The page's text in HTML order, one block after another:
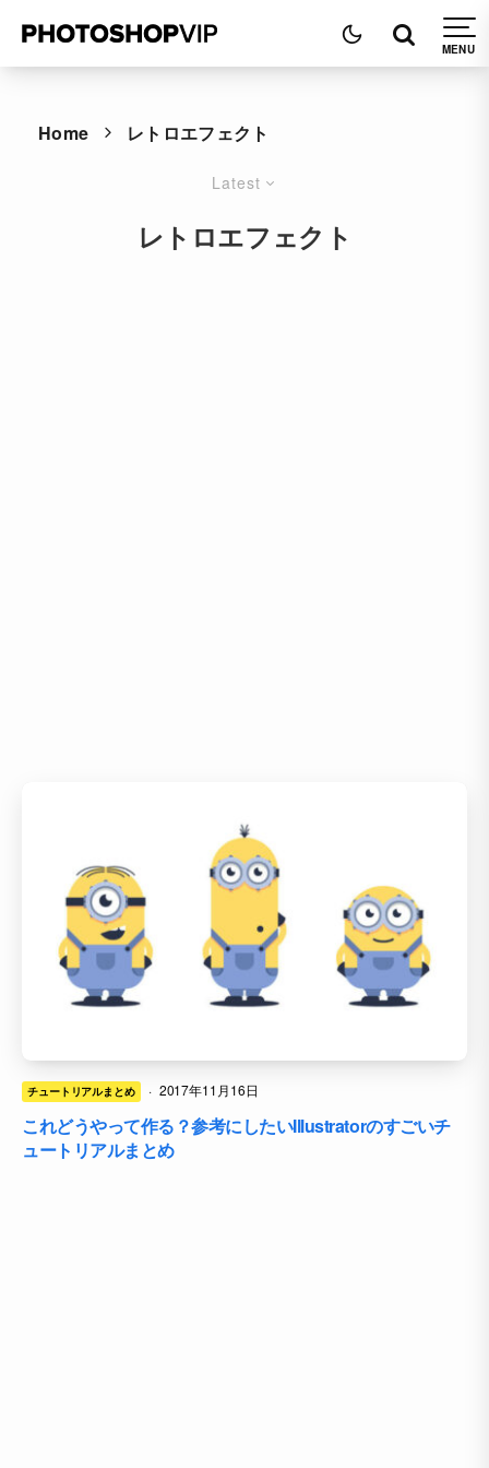
Home レトロエフェクト
Latest
レトロエフェクト
チュートリアルまとめ · 2017年11月16日
これどうやって作る？参考にしたいIllustratorのすごいチ
ュートリアルまとめ